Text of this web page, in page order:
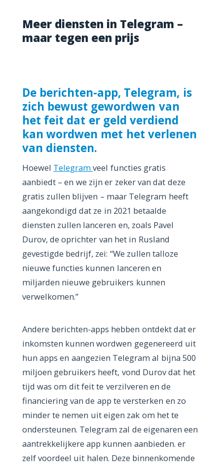
Meer diensten in Telegram –
maar tegen een prijs
De berichten-app, Telegram, is
zich bewust gewordwen van
het feit dat er geld verdiend
kan wordwen met het verlenen
van diensten.
Hoewel Telegramveel functies gratis
aanbiedt – en we zijn er zeker van dat deze
gratis zullen blijven – maar Telegram heeft
aangekondigd dat ze in 2021 betaalde
diensten zullen lanceren en, zoals Pavel
Durov, de oprichter van het in Rusland
gevestigde bedrijf, zei: “We zullen talloze
nieuwe functies kunnen lanceren en
miljarden nieuwe gebruikers kunnen
verwelkomen.”
Andere berichten-apps hebben ontdekt dat er
inkomsten kunnen wordwen gegenereerd uit
hun apps en aangezien Telegram al bijna 500
miljoen gebruikers heeft, vond Durov dat het
tijd was om dit feit te verzilveren en de
financiering van de app te versterken en zo
minder te nemen uit eigen zak om het te
ondersteunen. Telegram zal de eigenaren een
aantrekkelijkere app kunnen aanbieden. er
zelf voordeel uit halen. Deze binnenkomende